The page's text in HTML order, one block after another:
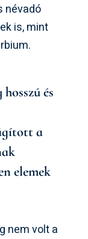
névadó
is, mint
és
a
elemek
nem volt a